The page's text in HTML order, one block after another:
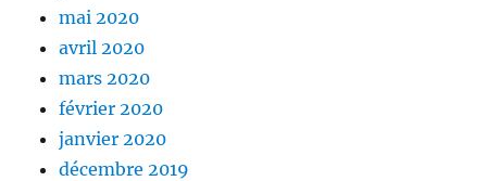
mai 2020
avril 2020
mars 2020
février 2020
janvier 2020
décembre 2019